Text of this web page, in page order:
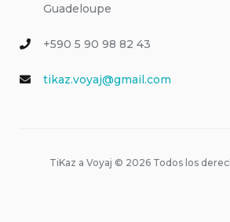
Guadeloupe
+590 5 90 98 82 43
tikaz.voyaj@gmail.com
TiKaz a Voyaj © 2026 Todos los